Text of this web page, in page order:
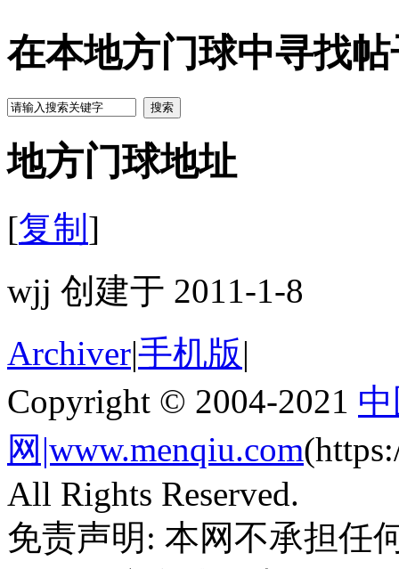
在本地方门球中寻找帖
搜索
地方门球地址
[复制 ]
wjj 创建于 2011-1-8
Archiver|手机版|
Copyright © 2004-2021
网|www.menqiu.com
All Rights Reserved.
免责声明: 本网不承担任